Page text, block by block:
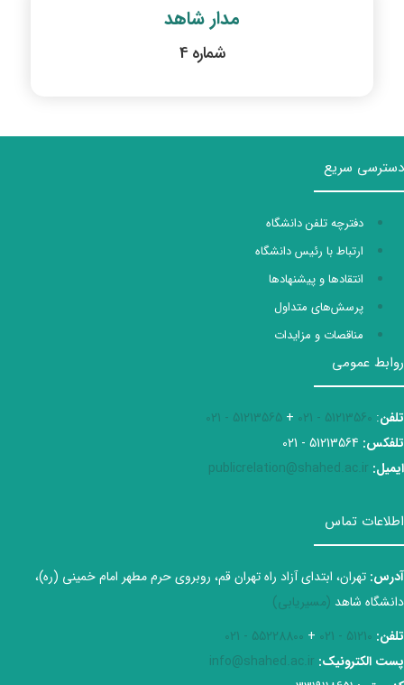
مدار شاهد
شماره 4
دسترسی سریع
دفترچه تلفن دانشگاه
ارتباط با رئیس دانشگاه
انتقادها و پیشنهادها
پرسش‌های متداول
مناقصات و مزایدات
روابط عمومی
تلفن:
51213560 - 021
+
51213565 - 021
تلفکس:
ایمیل: publicrelation@shahed.ac.ir
اطلاعات تماس
آدرس: تهران، ابتدای آزاد راه تهران قم، روبروی حرم مطهر امام خمینی (ره)،
دانشگاه شاهد (مسیریابی)
تلفن: 51210 - 021
+
55228800 - 021
پست الکترونیک: info@shahed.ac.ir